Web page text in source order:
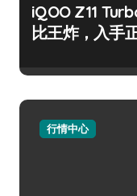
iQOO Z11
比王炸，入手
行情中心